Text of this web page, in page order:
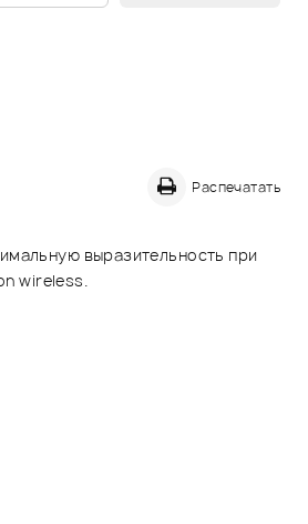
Распечатать
выразительность при
wireless.